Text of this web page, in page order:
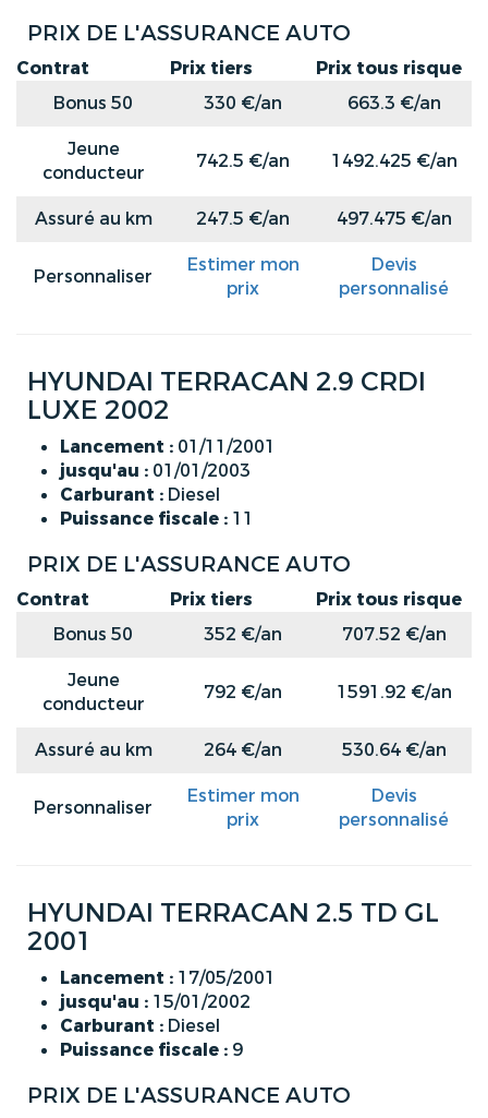
PRIX DE L'ASSURANCE AUTO
Contrat Prix tiers
Prix tous risque
Bonus 50
330 €/an
663.3 €/an
Jeune
conducteur
742.5 €/an 1492.425 €/an
Assuré au km 247.5 €/an 497.475 €/an
Personnaliser
Estimer mon
prix
Devis
personnalisé
HYUNDAI TERRACAN 2.9 CRDI
LUXE 2002
Lancement : 01/11/2001
jusqu'au : 01/01/2003
Carburant : Diesel
Puissance fiscale : 11
PRIX DE L'ASSURANCE AUTO
Contrat Prix tiers
Prix tous risque
Bonus 50
352 €/an
707.52 €/an
Jeune
conducteur
792 €/an 1591.92 €/an
Assuré au km 264 €/an 530.64 €/an
Personnaliser
Estimer mon
prix
Devis
personnalisé
HYUNDAI TERRACAN 2.5 TD GL
2001
Lancement : 17/05/2001
jusqu'au : 15/01/2002
Carburant : Diesel
Puissance fiscale : 9
PRIX DE L'ASSURANCE AUTO